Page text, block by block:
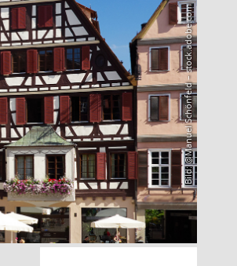
Bild: @Manuel Schönfeld – stock.adobe.com